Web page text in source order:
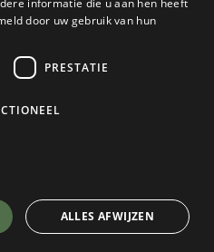
Jacket
product via WhatsApp
informatie die u aan hen heeft
door uw gebruik van hun
PRESTATIE
ALLES AFWIJZEN